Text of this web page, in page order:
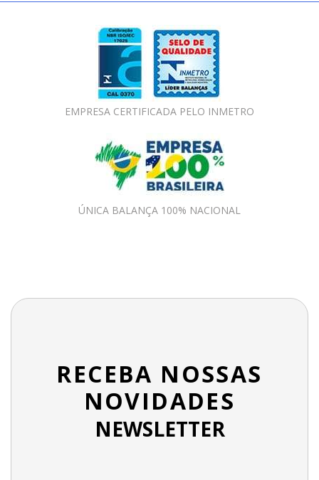
EMPRESA CERTIFICADA PELO INMETRO
ÚNICA BALANÇA 100% NACIONAL
RECEBA NOSSAS
NOVIDADES
NEWSLETTER